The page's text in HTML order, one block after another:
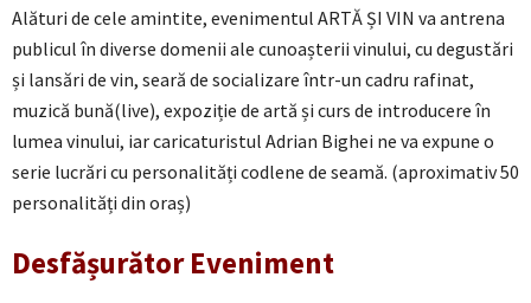
Alături de cele amintite, evenimentul ARTĂ ȘI VIN va antrena
publicul în diverse domenii ale cunoașterii vinului, cu degustări
și lansări de vin, seară de socializare într-un cadru rafinat,
muzică bună(live), expoziție de artă și curs de introducere în
lumea vinului, iar caricaturistul Adrian Bighei ne va expune o
serie lucrări cu personalități codlene de seamă. (aproximativ 50
personalități din oraș)
Desfășurător Eveniment